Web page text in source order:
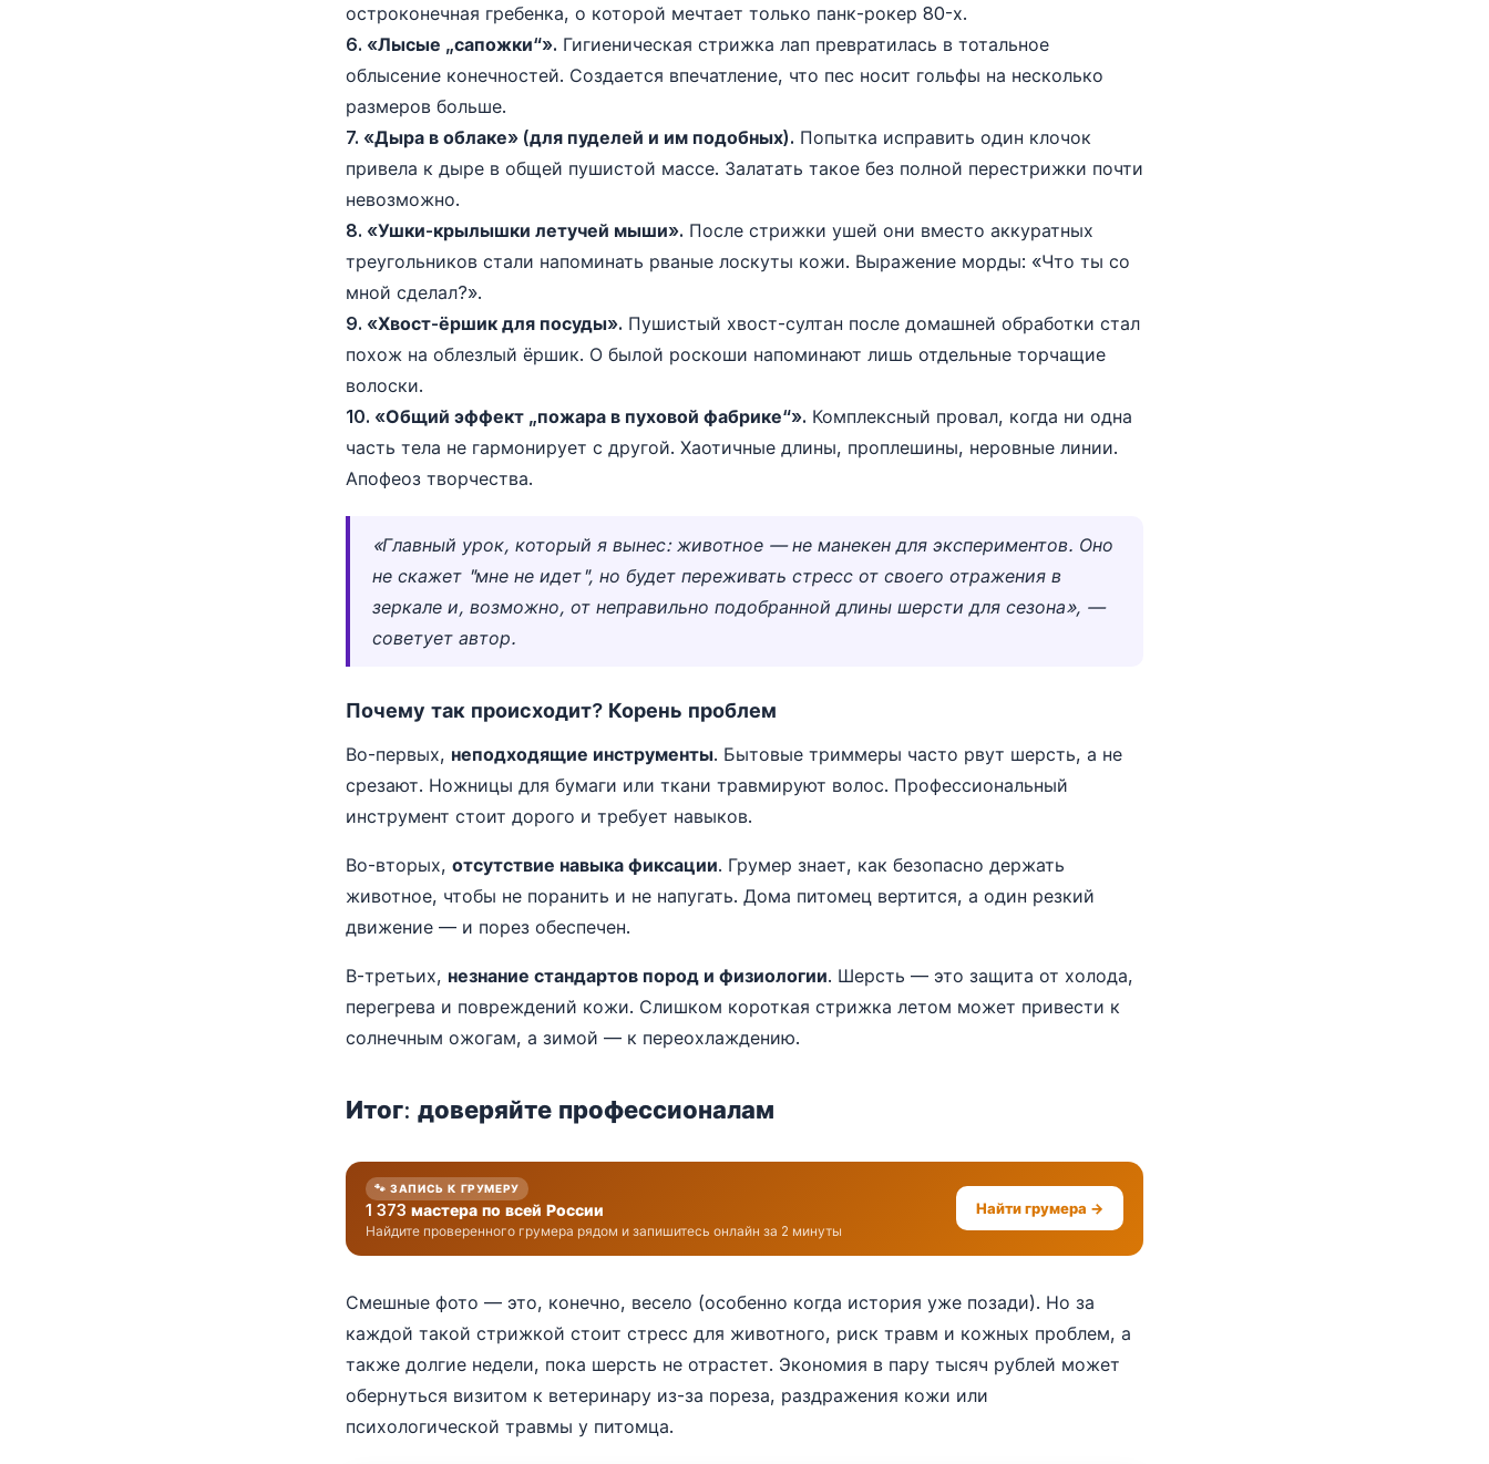
остроконечная гребенка, о которой мечтает только панк-рокер 80-х.
6. «Лысые „сапожки“». Гигиеническая стрижка лап превратилась в тотальное
облысение конечностей. Создается впечатление, что пес носит гольфы на несколько
размеров больше.
7. «Дыра в облаке» (для пуделей и им подобных). Попытка исправить один клочок
привела к дыре в общей пушистой массе. Залатать такое без полной перестрижки почти
невозможно.
8. «Ушки-крылышки летучей мыши». После стрижки ушей они вместо аккуратных
треугольников стали напоминать рваные лоскуты кожи. Выражение морды: «Что ты со
мной сделал?».
9. «Хвост-ёршик для посуды». Пушистый хвост-султан после домашней обработки стал
похож на облезлый ёршик. О былой роскоши напоминают лишь отдельные торчащие
волоски.
10. «Общий эффект „пожара в пуховой фабрике“». Комплексный провал, когда ни одна
часть тела не гармонирует с другой. Хаотичные длины, проплешины, неровные линии.
Апофеоз творчества.
«Главный урок, который я вынес: животное — не манекен для экспериментов. Оно
не скажет "мне не идет", но будет переживать стресс от своего отражения в
зеркале и, возможно, от неправильно подобранной длины шерсти для сезона», —
советует автор.
Почему так происходит? Корень проблем
Во-первых, неподходящие инструменты. Бытовые триммеры часто рвут шерсть, а не
срезают. Ножницы для бумаги или ткани травмируют волос. Профессиональный
инструмент стоит дорого и требует навыков.
Во-вторых, отсутствие навыка фиксации. Грумер знает, как безопасно держать
животное, чтобы не поранить и не напугать. Дома питомец вертится, а один резкий
движение — и порез обеспечен.
В-третьих, незнание стандартов пород и физиологии. Шерсть — это защита от холода,
перегрева и повреждений кожи. Слишком короткая стрижка летом может привести к
солнечным ожогам, а зимой — к переохлаждению.
Итог: доверяйте профессионалам
🐾 ЗАПИСЬ К ГРУМЕРУ
1 373 мастера по всей России
Найдите проверенного грумера рядом и запишитесь онлайн за 2 минуты
Найти грумера →
Смешные фото — это, конечно, весело (особенно когда история уже позади). Но за
каждой такой стрижкой стоит стресс для животного, риск травм и кожных проблем, а
также долгие недели, пока шерсть не отрастет. Экономия в пару тысяч рублей может
обернуться визитом к ветеринару из-за пореза, раздражения кожи или
психологической травмы у питомца.